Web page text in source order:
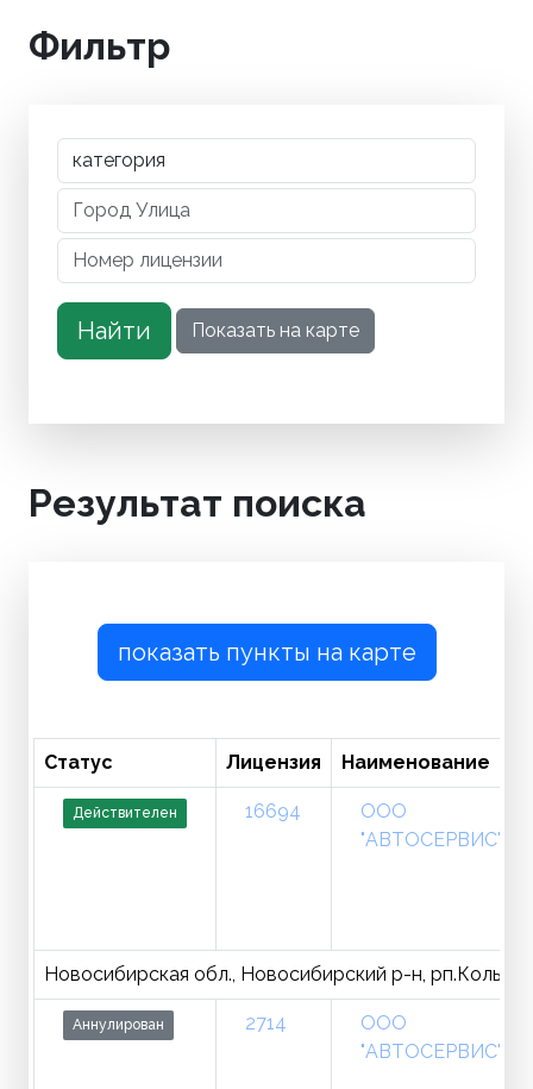
Фильтр
Результат поиска
показать пункты на карте
Статус Лицензия Наименование
Действителен 16694
ООО
"АВТОСЕРВИС"
Новосибирская обл., Новосибирский р-н,
Аннулирован 2714
ООО
"АВТОСЕРВИС"